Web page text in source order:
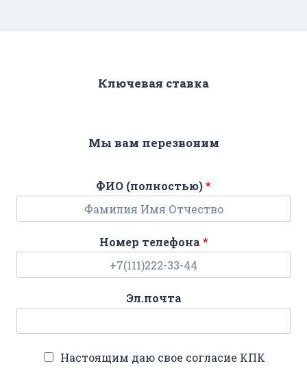
Ключевая ставка
Мы вам перезвоним
ФИО (полностью)*
Номер телефона *
Эл.почта
Настоящим даю свое согласие КПК